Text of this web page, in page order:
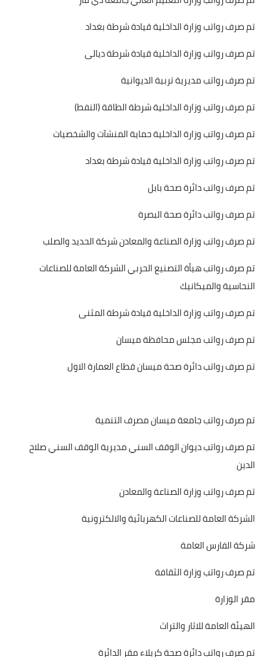
تم صرف رواتب وزارة الداخلية قيادة شرطة بغداد
تم صرف رواتب وزارة الداخلية قيادة شرطة ديالى
تم صرف رواتب مديرية تربية الديوانية
تم صرف رواتب وزارة الداخلية شرطة الطاقة (النفط)
تم صرف رواتب وزارة الداخلية حماية المنشآت والشخصيات
تم صرف رواتب وزارة الداخلية قيادة شرطة بغداد
تم صرف رواتب دائرة صحة بابل
تم صرف رواتب دائرة صحة البصرة
تم صرف رواتب وزارة الصناعة والمعادن شركة الحديد والصلب
تم صرف رواتب هيأة التصنيع الحربي الشركة العامة للصناعات
النحاسية والميكانيك
تم صرف رواتب وزارة الداخلية قيادة شرطة المثنى
تم صرف رواتب مجلس محافظة ميسان
تم صرف رواتب دائرة صحة ميسان قطاع العمارة الاول
تم صرف رواتب جامعة ميسان مصرف التنمية
تم صرف رواتب ديوان الوقف السني مديرية الوقف السني صلاح
الدين
تم صرف رواتب وزارة الصناعة والمعادن
الشركة العامة للصناعات الكهربائية والالكترونية
شركة الفارس العامة
تم صرف رواتب وزارة الثقافة
مقر الوزارة
الهيئة العامة للاثار والتراث
تم صرف رواتب دائرة صحة كربلاء مقر الدائرة